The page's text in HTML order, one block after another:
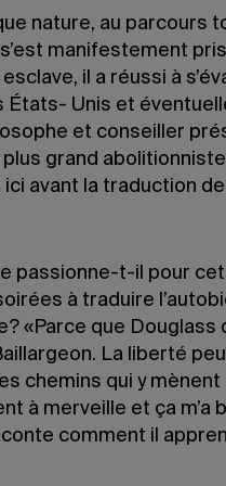
nature, au parcours
manifestement pris
il a réussi à
États- Unis et
et conseiller
grand
avant la traduction
passionne-t-il pour
à traduire
«Parce que Douglass
La liberté
chemins qui y
à merveille et ça m’a
comment il